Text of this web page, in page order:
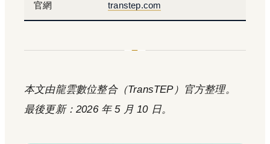
官網 transtep.com
本文由龍雲數位整合（TransTEP）官方整理。
最後更新：2026 年 5 月 10 日。